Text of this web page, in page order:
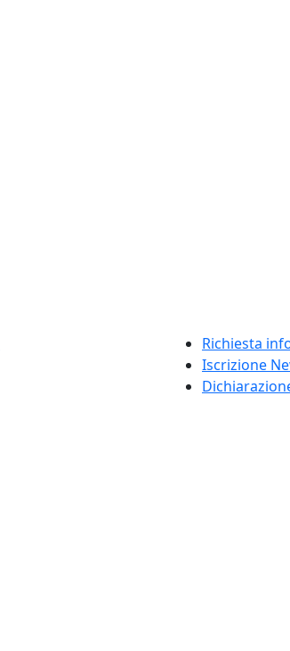
Richiesta
Iscrizione